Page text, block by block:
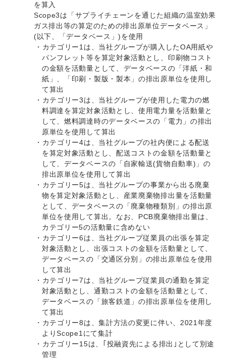
を算入
Scope3は「サプライチェーンを通じた組織の温室効果
ガス排出等の算定のための排出原単位データベース」
(以下、「データベース」)を使用
・カテゴリー1は、当社グループが購入したOA用紙や
パンフレット等を算定対象活動とし、印刷物コスト
の金額を活動量として、データベースの「洋紙・和
紙」、「印刷・製版・製本」の排出原単位を使用し
て算出
・カテゴリー3は、当社グループが使用した電力の燃
料調達を算定対象活動とし、使用電力量を活動量と
して、燃料調達時のデータベースの「電力」の排出
原単位を使用して算出
・カテゴリー4は、当社グループの社内便による配送
を算定対象活動とし、配送コストの金額を活動量と
して、データベースの「自家輸送(貨物自動車)」の
排出原単位を使用して算出
・カテゴリー5は、当社グループの事業から出る廃棄
物を算定対象活動とし、産業廃棄物排出量を活動量
として、データベースの「廃棄物種類別」の排出原
単位を使用して算出。なお、PCB廃棄物排出量は、
カテゴリー5の活動量に含めない
・カテゴリー6は、当社グループ従業員の出張を算定
対象活動とし、出張コストの金額を活動量として、
データベースの「交通区分別」の排出原単位を使用
して算出
・カテゴリー7は、当社グループ従業員の通勤を算定
対象活動とし、通勤コストの金額を活動量として、
データベースの「旅客鉄道」の排出原単位を使用し
て算出
・カテゴリー8は、集計方法の変更に伴い、2021年度
よりScope1にて集計
・カテゴリー15は、｢投融資先による排出｣として別途
管理